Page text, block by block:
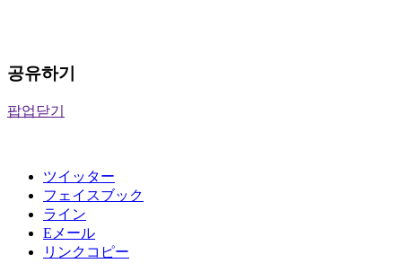
공유하기
팝업닫기
ツイッター
フェイスブック
ライン
Eメール
リンクコピー